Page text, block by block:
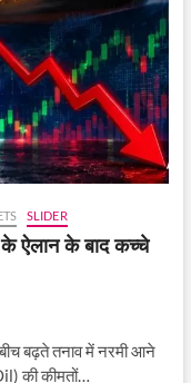
SLIDER
ऐलान के बाद कच्चे
बढ़ते तनाव में नरमी आने
की कीमतों…